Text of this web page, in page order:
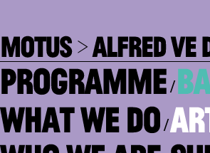
/
/